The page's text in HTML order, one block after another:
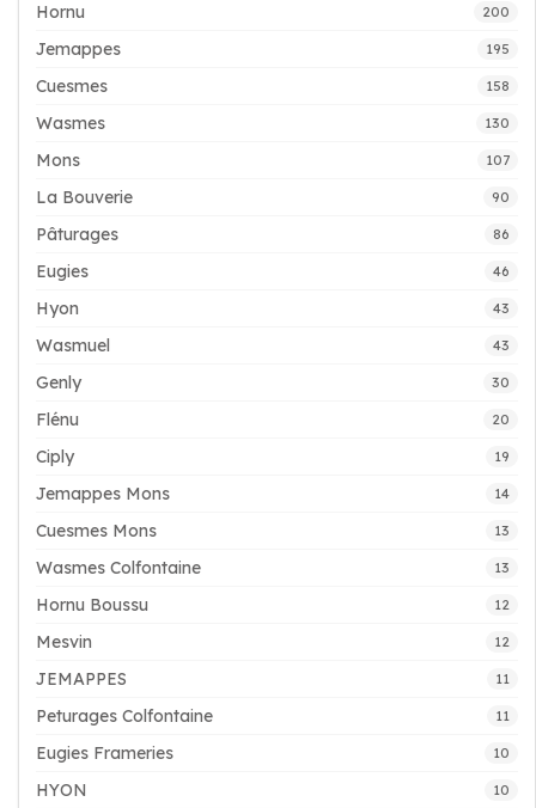
Hornu 200
Jemappes 195
Cuesmes 158
Wasmes 130
Mons 107
La Bouverie 90
Pâturages 86
Eugies 46
Hyon 43
Wasmuel 43
Genly 30
Flénu 20
Ciply 19
Jemappes Mons 14
Cuesmes Mons 13
Wasmes Colfontaine 13
Hornu Boussu 12
Mesvin 12
JEMAPPES 11
Peturages Colfontaine 11
Eugies Frameries 10
HYON 10